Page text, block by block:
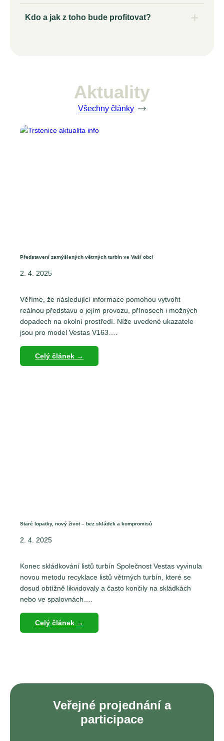
Kdo a jak z toho bude profitovat?
Aktuality
Všechny články
Představení zamýšlených větrných turbín ve Vaší obci
2. 4. 2025
Věříme, že následující informace pomohou vytvořit
reálnou představu o jejím provozu, přínosech i možných
dopadech na okolní prostředí. Níže uvedené ukazatele
jsou pro model Vestas V163….
Celý článek →
Staré lopatky, nový život – bez skládek a kompromisů
2. 4. 2025
Konec skládkování listů turbín Společnost Vestas vyvinula
novou metodu recyklace listů větrných turbín, které se
dosud obtížně likvidovaly a často končily na skládkách
nebo ve spalovnách….
Celý článek →
Veřejné projednání a
participace